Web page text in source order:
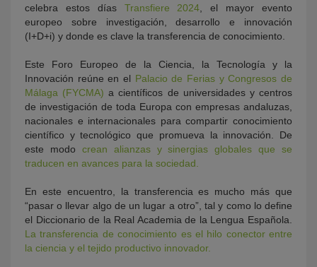
celebra estos días Transfiere 2024 , el mayor evento
europeo sobre investigación, desarrollo e innovación
(I+D+i) y donde es clave la transferencia de conocimiento.
Este Foro Europeo de la Ciencia, la Tecnología y la
Innovación reúne en el Palacio de Ferias y Congresos de
Málaga (FYCMA) a científicos de universidades y centros
de investigación de toda Europa con empresas andaluzas,
nacionales e internacionales para compartir conocimiento
científico y tecnológico que promueva la innovación. De
este modo crean alianzas y sinergias globales que se
traducen en avances para la sociedad.
En este encuentro, la transferencia es mucho más que
“pasar o llevar algo de un lugar a otro”, tal y como lo define
el Diccionario de la Real Academia de la Lengua Española.
La transferencia de conocimiento es el hilo conector entre
la ciencia y el tejido productivo innovador.